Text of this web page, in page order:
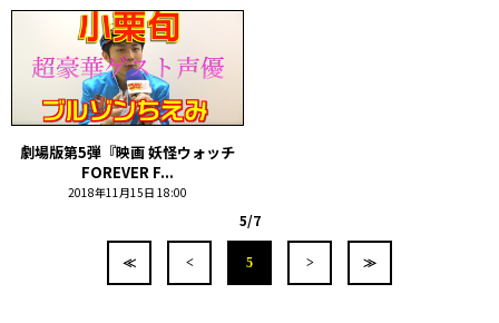
劇場版第5弾『映画 妖怪ウォッチ
FOREVER F...
2018年11月15日 18:00
5/7
≪ < 5 > ≫